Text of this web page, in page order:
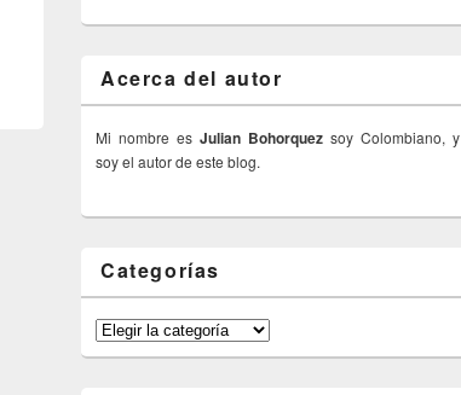
Acerca del autor
Mi nombre es Julian Bohorquez soy Colombiano, y
soy el autor de este blog.
Categorías
Categorías